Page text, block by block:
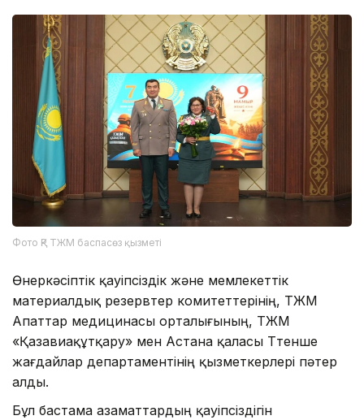
Фото ҚР ТЖМ баспасөз қызметі
Өнеркәсіптік қауіпсіздік және мемлекеттік
материалдық резервтер комитеттерінің, ТЖМ
Апаттар медицинасы орталығының, ТЖМ
«Қазавиақұтқару» мен Астана қаласы Төтенше
жағдайлар департаментінің қызметкерлері пәтер
алды.
Бұл бастама азаматтардың қауіпсіздігін